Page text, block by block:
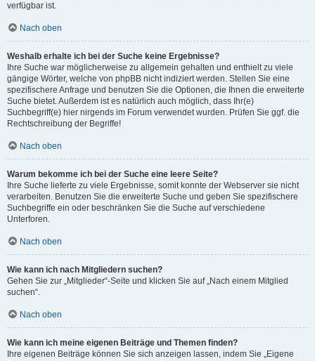
verfügbar ist.
Nach oben
Weshalb erhalte ich bei der Suche keine Ergebnisse?
Ihre Suche war möglicherweise zu allgemein gehalten und enthielt zu viele
gängige Wörter, welche von phpBB nicht indiziert werden. Stellen Sie eine
spezifischere Anfrage und benutzen Sie die Optionen, die Ihnen die erweiterte
Suche bietet. Außerdem ist es natürlich auch möglich, dass Ihr(e)
Suchbegriff(e) hier nirgends im Forum verwendet wurden. Prüfen Sie ggf. die
Rechtschreibung der Begriffe!
Nach oben
Warum bekomme ich bei der Suche eine leere Seite?
Ihre Suche lieferte zu viele Ergebnisse, somit konnte der Webserver sie nicht
verarbeiten. Benutzen Sie die erweiterte Suche und geben Sie spezifischere
Suchbegriffe ein oder beschränken Sie die Suche auf verschiedene
Unterforen.
Nach oben
Wie kann ich nach Mitgliedern suchen?
Gehen Sie zur „Mitglieder“-Seite und klicken Sie auf „Nach einem Mitglied
suchen“.
Nach oben
Wie kann ich meine eigenen Beiträge und Themen finden?
Ihre eigenen Beiträge können Sie sich anzeigen lassen, indem Sie „Eigene